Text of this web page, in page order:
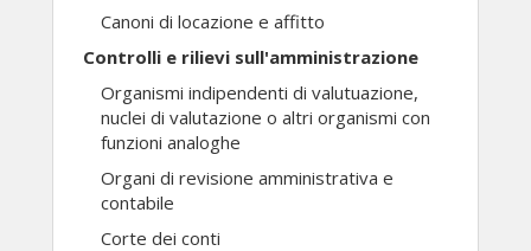
Canoni di locazione e affitto
Controlli e rilievi sull'amministrazione
Organismi indipendenti di valutuazione,
nuclei di valutazione o altri organismi con
funzioni analoghe
Organi di revisione amministrativa e
contabile
Corte dei conti